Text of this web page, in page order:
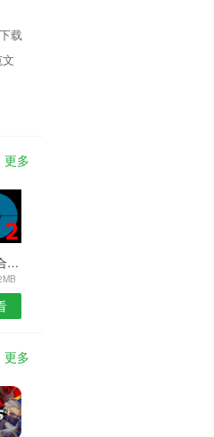
载
更多
在一起合作冒险
更多